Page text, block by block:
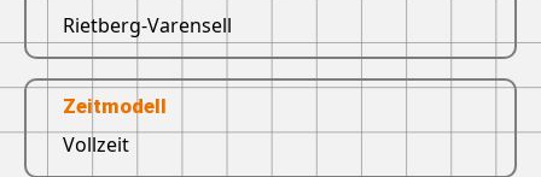
Rietberg-Varensell
Zeitmodell
Vollzeit